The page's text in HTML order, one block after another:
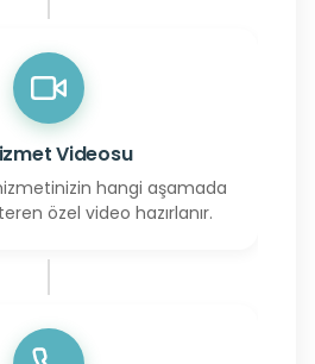
Videosu
hangi aşamada
özel video hazırlanır.